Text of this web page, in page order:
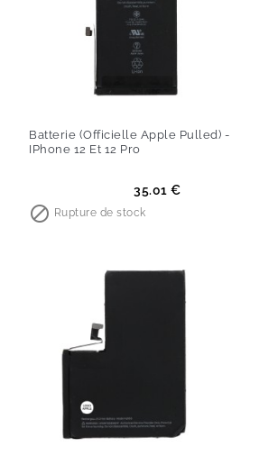
Batterie (Officielle Apple Pulled) -
IPhone 12 Et 12 Pro
35.01 €
 Rupture de stock